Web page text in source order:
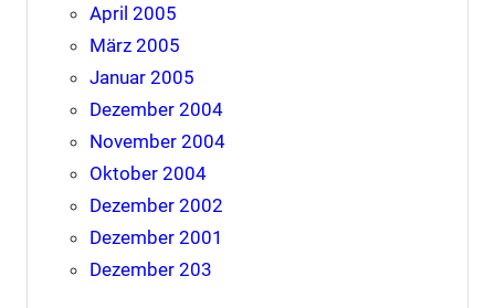
April 2005
März 2005
Januar 2005
Dezember 2004
November 2004
Oktober 2004
Dezember 2002
Dezember 2001
Dezember 203